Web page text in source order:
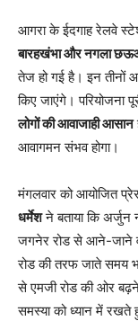
आगरा के ईदगाह रेलवे
बारहखंभा और नगला
तेज हो गई है। इन तीनों
किए जाएंगे। परियोजना
लोगों की आवाजाही आसान
आवागमन संभव होगा।
मंगलवार को आयोजित
धर्मेशने बताया कि अर्जुन
जगनेर रोड से आने-जाने
रोड की तरफ जाते समय
से एमजी रोड की ओर
समस्या को ध्यान में रखते